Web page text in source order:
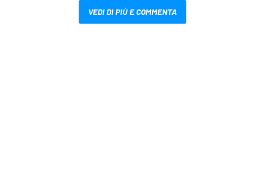
VEDI DI PIÙ E COMMENTA